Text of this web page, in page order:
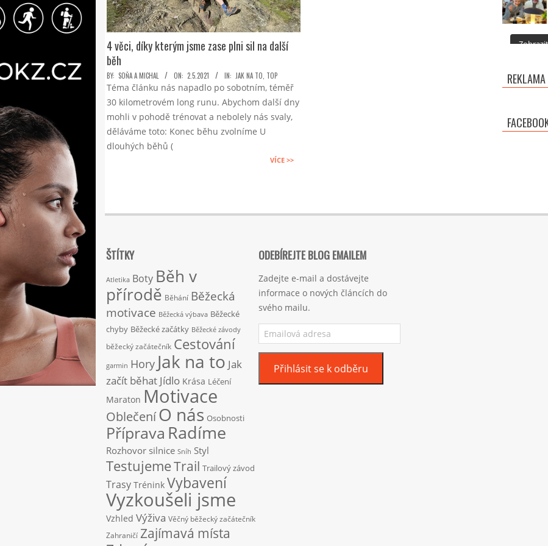
4 věci, díky kterým jsme zase plni sil na další
běh
2021-
05-
02
BY: SOŇA A MICHAL ON: 2.5.2021 IN: JAK NA TO TOP
Téma článku nás napadlo po sobotním, téměř
30 kilometrovém long runu. Abychom další dny
mohli v pohodě trénovat a nebolely nás svaly,
děláváme toto: Konec běhu zvolníme U
dlouhých běhů (
VÍCE >>
REKLAMA
ŠTÍTKY
Atletika Boty Běh v
přírodě Běhání Běžecká
motivace Běžecká výbava Běžecké
chyby Běžecké začátky Běžecké závody
běžecký začátečník Cestování
garmin Hory Jak na to Jak
začít běhat Jídlo Krása Léčení
Maraton Motivace
OblečeníO nás Osobnosti
Příprava Radíme
Rozhovor silnice Sníh Styl
TestujemeTrail Trailový závod
Trasy Trénink Vybavení
Vyzkoušeli jsme
Vzhled Výživa Věčný běžecký začátečník
Zahraničí Zajímavá místa
ODEBÍREJTE BLOG EMAILEM
Zadejte e-mail a dostávejte
informace o nových článcích do
svého mailu.
Emailová
adresa
Přihlásit se k odběru